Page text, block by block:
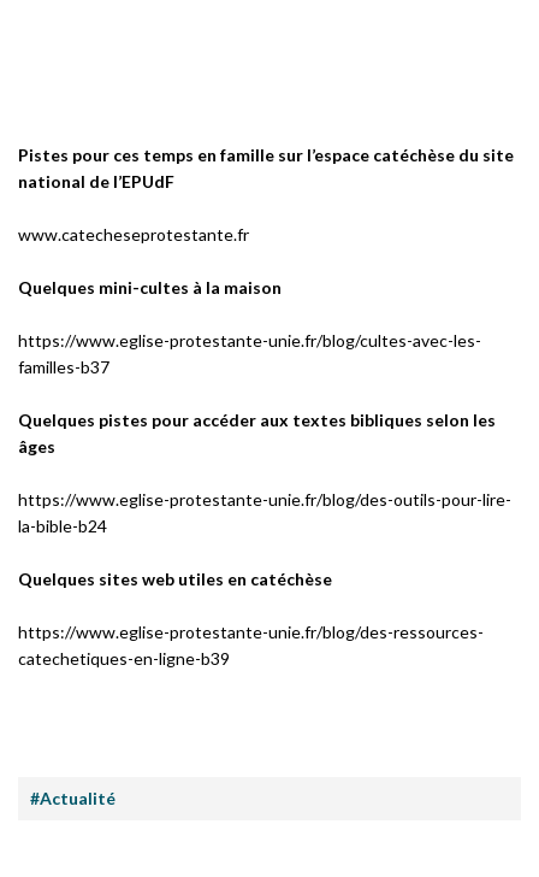
Pistes pour ces temps en famille sur l’espace catéchèse du site
national de l’EPUdF
www.catecheseprotestante.fr
Quelques mini-cultes à la maison
https://www.eglise-protestante-unie.fr/blog/cultes-avec-les-
familles-b37
Quelques pistes pour accéder aux textes bibliques selon les
âges
https://www.eglise-protestante-unie.fr/blog/des-outils-pour-lire-
la-bible-b24
Quelques sites web utiles en catéchèse
https://www.eglise-protestante-unie.fr/blog/des-ressources-
catechetiques-en-ligne-b39
#Actualité